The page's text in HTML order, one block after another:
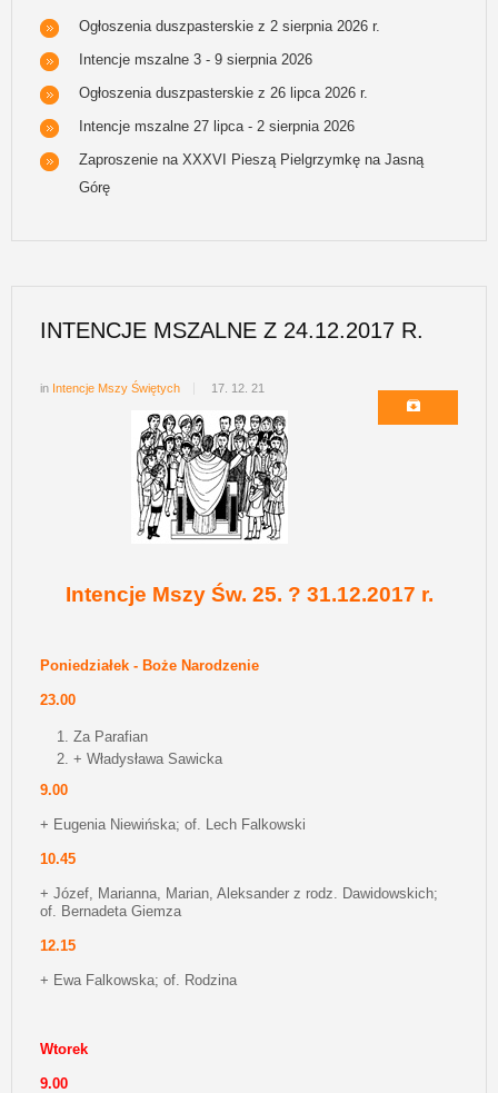
Ogłoszenia duszpasterskie z 2 sierpnia 2026 r.
Intencje mszalne 3 - 9 sierpnia 2026
Ogłoszenia duszpasterskie z 26 lipca 2026 r.
Intencje mszalne 27 lipca - 2 sierpnia 2026
Zaproszenie na XXXVI Pieszą Pielgrzymkę na Jasną
Górę
INTENCJE MSZALNE Z 24.12.2017 R.
in Intencje Mszy Świętych 17. 12. 21
Intencje Mszy Św. 25. ? 31.12.2017 r.
Poniedziałek - Boże Narodzenie
23.00
Za Parafian
+ Władysława Sawicka
9.00
+ Eugenia Niewińska; of. Lech Falkowski
10.45
+ Józef, Marianna, Marian, Aleksander z rodz. Dawidowskich;
of. Bernadeta Giemza
12.15
+ Ewa Falkowska; of. Rodzina
Wtorek
9.00